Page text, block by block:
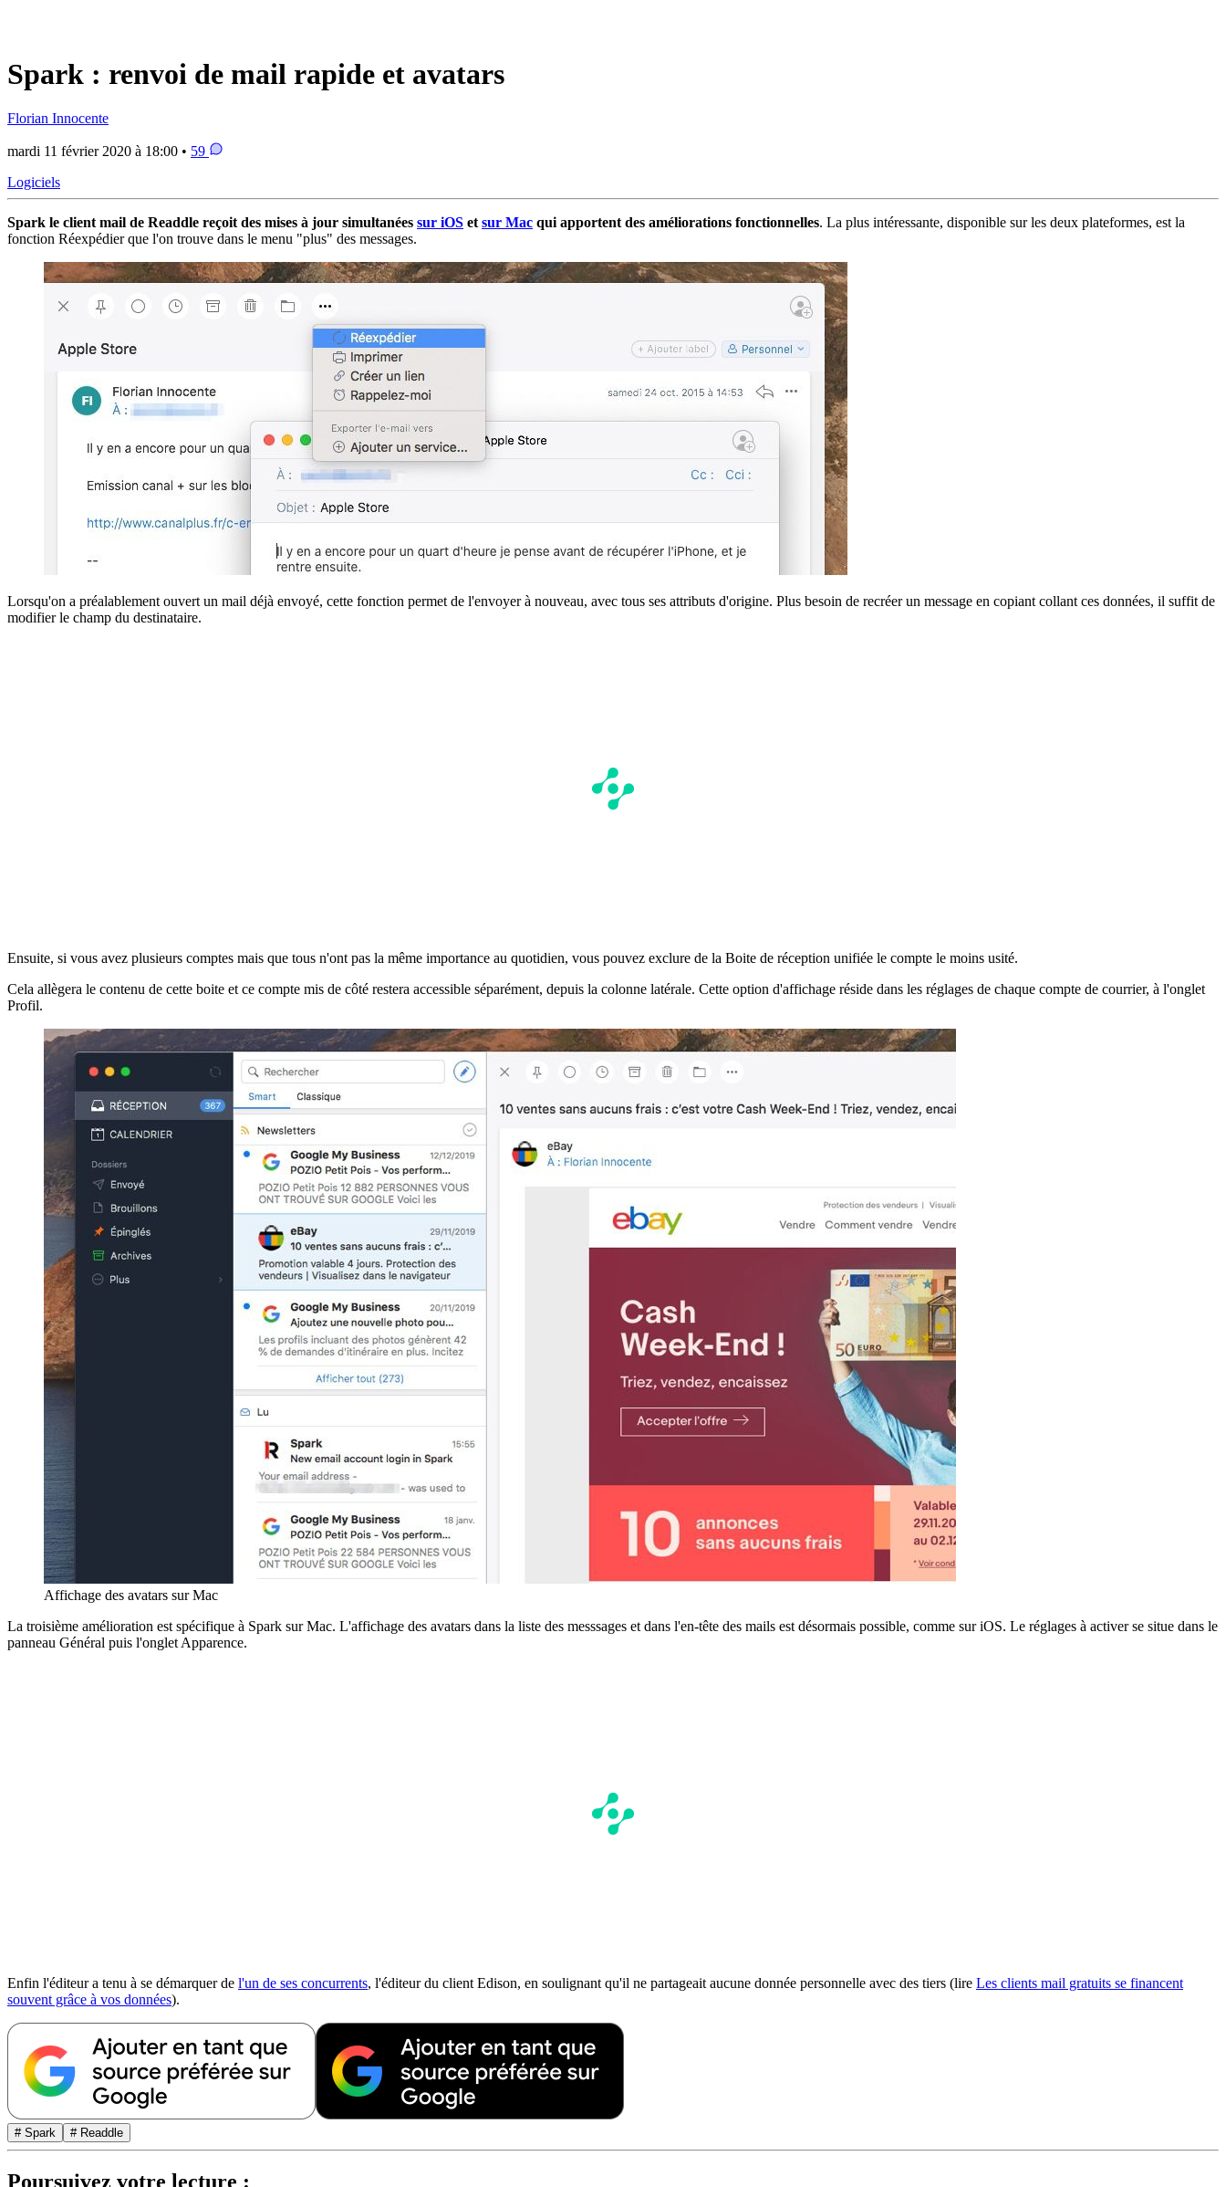
Spark : renvoi de mail rapide et avatars
Florian Innocente
mardi 11 février 2020 à 18:00 • 59
Logiciels
Spark le client mail de Readdle reçoit des mises à jour simultanées sur iOS et sur Mac qui apportent des améliorations fonctionnelles. La plus intéressante, disponible sur les deux plateformes, est la
fonction Réexpédier que l'on trouve dans le menu "plus" des messages.
Lorsqu'on a préalablement ouvert un mail déjà envoyé, cette fonction permet de l'envoyer à nouveau, avec tous ses attributs d'origine. Plus besoin de recréer un message en copiant collant ces données, il suffit de
modifier le champ du destinataire.
Ensuite, si vous avez plusieurs comptes mais que tous n'ont pas la même importance au quotidien, vous pouvez exclure de la Boite de réception unifiée le compte le moins usité.
Cela allègera le contenu de cette boite et ce compte mis de côté restera accessible séparément, depuis la colonne latérale. Cette option d'affichage réside dans les réglages de chaque compte de courrier, à l'onglet
Profil.
Affichage des avatars sur Mac
La troisième amélioration est spécifique à Spark sur Mac. L'affichage des avatars dans la liste des messsages et dans l'en-tête des mails est désormais possible, comme sur iOS. Le réglages à activer se situe dans le
panneau Général puis l'onglet Apparence.
Enfin l'éditeur a tenu à se démarquer de l'un de ses concurrents, l'éditeur du client Edison, en soulignant qu'il ne partageait aucune donnée personnelle avec des tiers (lire Les clients mail gratuits se financent
souvent grâce à vos données).
# Spark # Readdle
Poursuivez votre lecture :